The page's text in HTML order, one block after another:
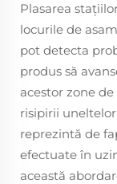
Plasarea
locurile de
pot detecta
produs să
acestor zone
risipirii
reprezintă de
efectuate în
această